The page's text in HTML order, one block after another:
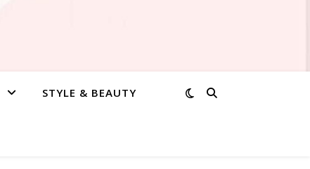
STYLE & BEAUTY